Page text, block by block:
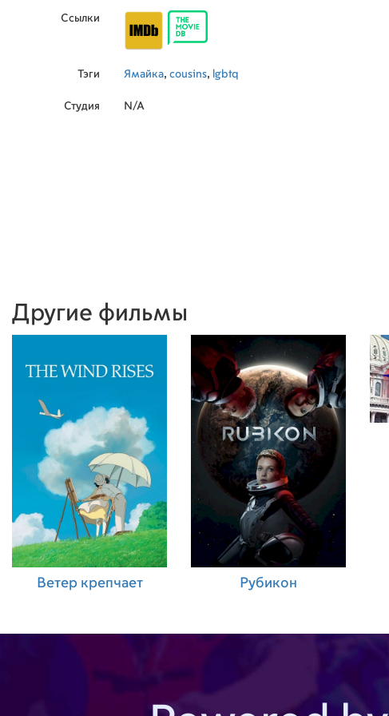
Ссылки
Тэги Ямайка, cousins, lgbtq
Студия N/A
Другие фильмы
Ветер крепчает Рубикон